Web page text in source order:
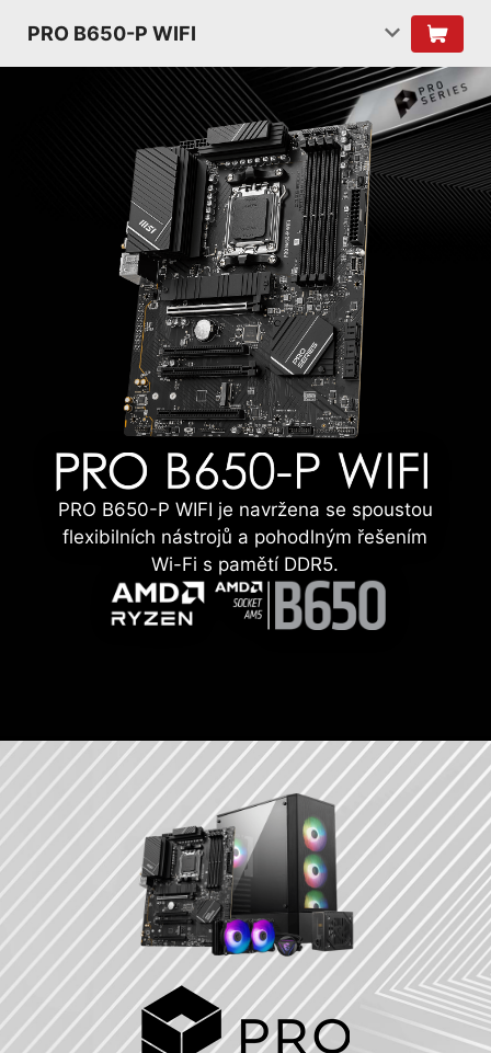
PRO B650-P WIFI
PRO B650-P WIFI je navržena se spoustou
flexibilních nástrojů a pohodlným řešením
Wi-Fi s pamětí DDR5.